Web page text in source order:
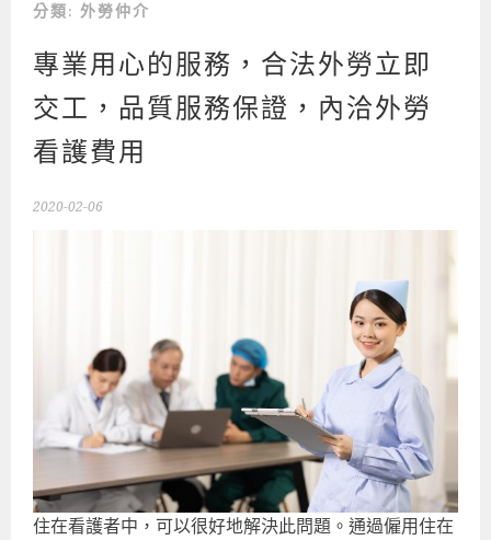
分類: 外勞仲介
專業用心的服務，合法外勞立即
交工，品質服務保證，內洽外勞
看護費用
2020-02-06
住在看護者中，可以很好地解決此問題。通過僱用住在